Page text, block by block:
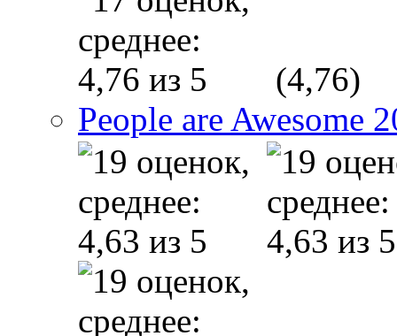
(4,76)
People are Awesome